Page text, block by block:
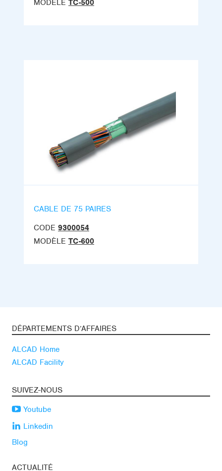
MODÈLE TC-500
CABLE DE 75 PAIRES
CODE 9300054
MODÈLE TC-600
DÉPARTEMENTS D’AFFAIRES
ALCAD Home
ALCAD Facility
SUIVEZ-NOUS
Youtube
Linkedin
Blog
ACTUALITÉ